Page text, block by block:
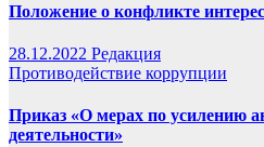
Положение о конфликте
28.12.2022 Редакция
Противодействие коррупции
Приказ «О мерах по усилению
деятельности»